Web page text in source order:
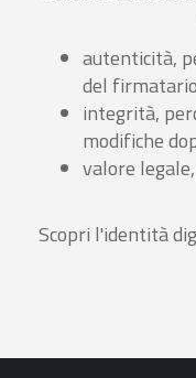
autenticità,
del firmatario
integrità,
modifiche
valore
Scopri l'identità